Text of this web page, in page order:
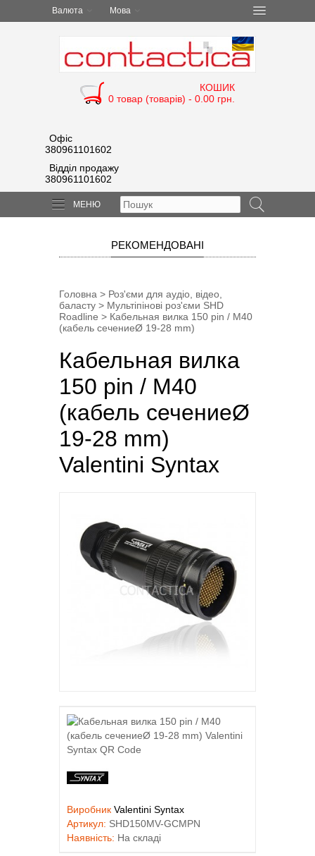
Валюта Мова
КОШИК
0 товар (товарів) - 0.00 грн.
Офіс
380961101602
Відділ продажу
380961101602
МЕНЮ
РЕКОМЕНДОВАНІ
Головна > Роз'єми для аудіо, відео,
баласту > Мультіпіновi роз'єми SHD
Roadline > Кабельная вилка 150 pin / M40
(кабель сечениеØ 19-28 mm)
Кабельная вилка
150 pin / M40
(кабель сечениеØ
19-28 mm)
Valentini Syntax
Виробник Valentini Syntax
Артикул: SHD150MV-GCMPN
Наявність: На складі